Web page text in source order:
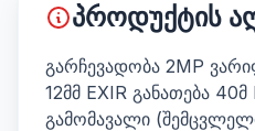
პროდუქტის
გარჩევადობა 2MP
12მმ EXIR განათება
გამომავალი